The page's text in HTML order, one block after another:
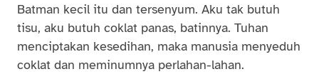
Batman kecil itu dan tersenyum. Aku tak butuh
tisu, aku butuh coklat panas, batinnya. Tuhan
menciptakan kesedihan, maka manusia menyeduh
coklat dan meminumnya perlahan-lahan.